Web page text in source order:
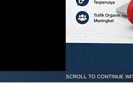
SCROLL TO CONTINUE